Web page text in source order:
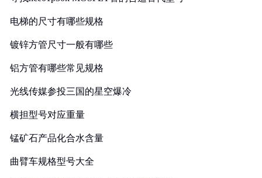
电梯的尺寸有哪些规格
镀锌方管尺寸一般有哪些
铝方管有哪些常见规格
光线传媒参投三国的星空爆冷
横担型号对应重量
锰矿石产品化合水含量
曲臂车规格型号大全